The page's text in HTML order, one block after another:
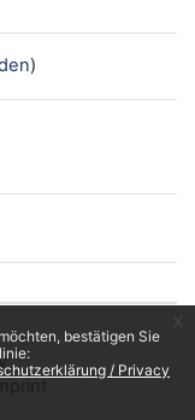
bestätigen Sie
/ Privacy
)